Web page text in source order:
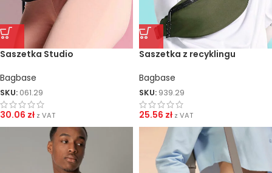
Saszetka Studio
Bagbase
SKU: 061.29
30.06 zł z VAT
Saszetka z recyklingu
Bagbase
SKU: 939.29
25.56 zł z VAT